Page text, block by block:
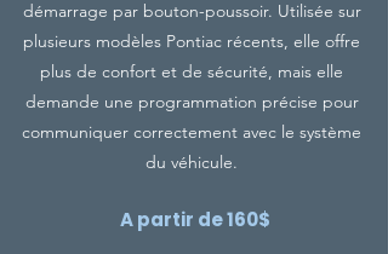
démarrage par bouton-poussoir. Utilisée sur
plusieurs modèles Pontiac récents, elle offre
plus de confort et de sécurité, mais elle
demande une programmation précise pour
communiquer correctement avec le système
du véhicule.
A partir de 160$